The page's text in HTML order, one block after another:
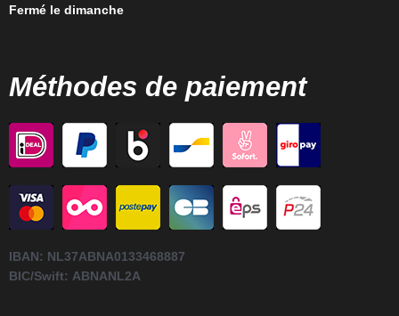
Fermé le dimanche
Méthodes de paiement
IBAN: NL37ABNA0133468887
BIC/Swift: ABNANL2A